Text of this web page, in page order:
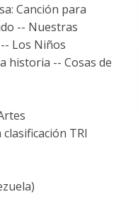
Canción para
-- Nuestras
Los Niños
historia -- Cosas de
TRI